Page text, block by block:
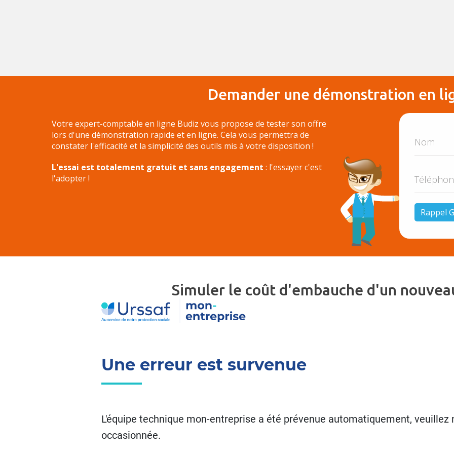
Demander une démonstration en
Votre expert-comptable en ligne Budiz vous propose de tester son offre
lors d'une démonstration rapide et en ligne. Cela vous permettra de
constater l'efficacité et la simplicité des outils mis à votre disposition !
L'essai est totalement gratuit et sans engagement : l'essayer c'est
l'adopter !
Simuler le coût d'embauche d'un